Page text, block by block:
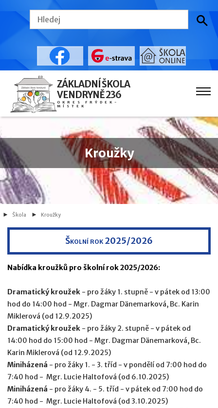
ZÁKLADNÍ ŠKOLA
VENDRYNĚ 236
OKRES FRÝDEK-
MÍSTEK
Kroužky
Škola Kroužky
Školní rok 2025/2026
Nabídka kroužků pro školní rok 2025/2026:
Dramatický kroužek - pro žáky 1. stupně - v pátek od 13:00
hod do 14:00 hod - Mgr. Dagmar Dänemarková, Bc. Karin
Miklerová (od 12.9.2025)
Dramatický kroužek - pro žáky 2. stupně - v pátek od
14:00 hod do 15:00 hod - Mgr. Dagmar Dänemarková, Bc.
Karin Miklerová (od 12.9.2025)
Miniházená - pro žáky 1. - 3. tříd - v pondělí od 7:00 hod do
7:40 hod - Mgr. Lucie Haltofová (od 6.10.2025)
Miniházená - pro žáky 4. - 5. tříd - v pátek od 7:00 hod do
7:40 hod - Mgr. Lucie Haltofová (od 3.10.2025)